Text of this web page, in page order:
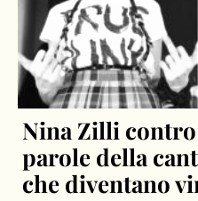
Nina Zilli
parole della
che diventano